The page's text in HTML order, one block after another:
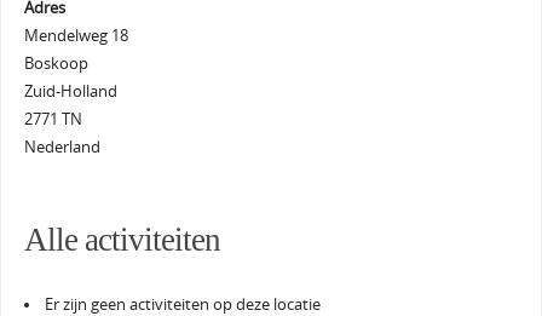
Adres
Mendelweg 18
Boskoop
Zuid-Holland
2771 TN
Nederland
Alle activiteiten
Er zijn geen activiteiten op deze locatie